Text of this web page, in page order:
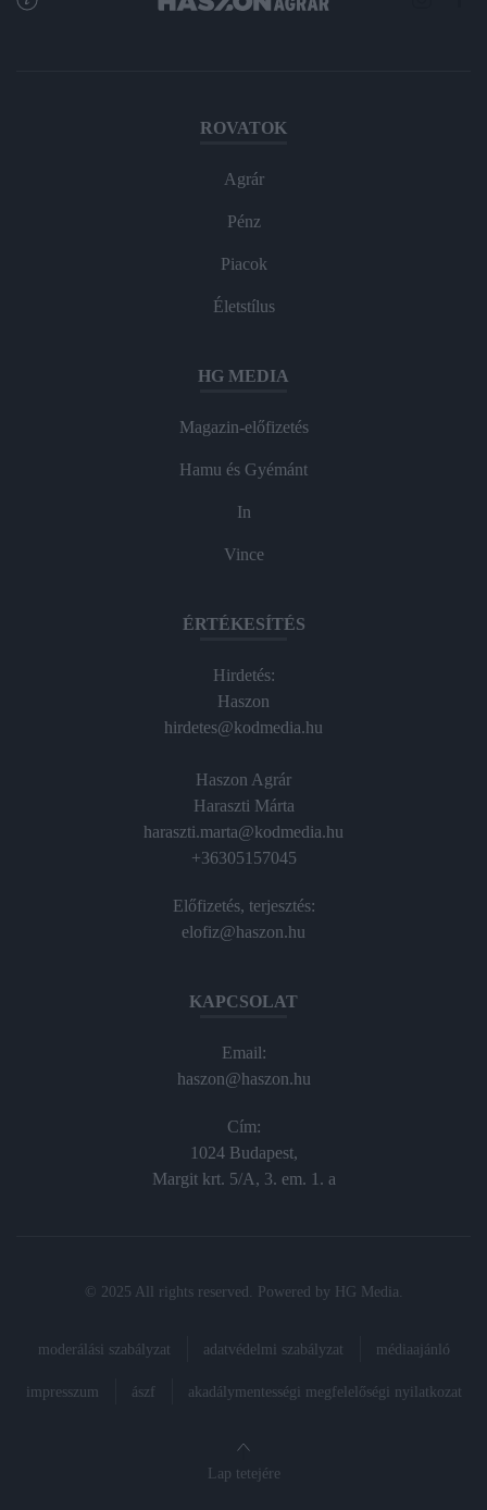
ROVATOK
Agrár
Pénz
Piacok
Életstílus
HG MEDIA
Magazin-előfizetés
Hamu és Gyémánt
In
Vince
ÉRTÉKESÍTÉS
Hirdetés:
Haszon
hirdetes@kodmedia.hu
Haszon Agrár
Haraszti Márta
haraszti.marta@kodmedia.hu
+36305157045
Előfizetés, terjesztés:
elofiz@haszon.hu
KAPCSOLAT
Email:
haszon@haszon.hu
Cím:
1024 Budapest,
Margit krt. 5/A, 3. em. 1. a
© 2025 All rights reserved. Powered by HG Media
moderálási szabályzat adatvédelmi szabályzat médiaajánló
impresszum ászf akadálymentességi megfelelőségi nyilatkozat
Lap tetejére